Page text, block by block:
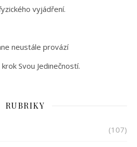
vyjádření.
neustále provází
Svou Jedinečností.
RUBRIKY
(107)